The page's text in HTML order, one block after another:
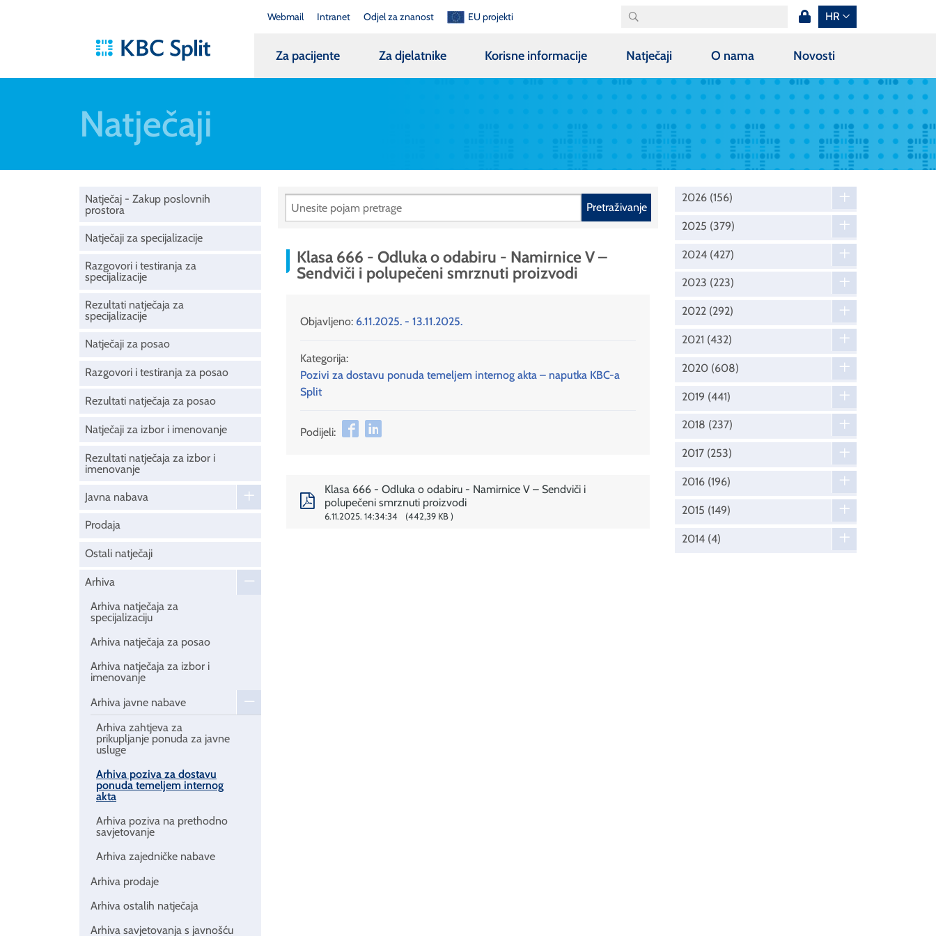
Webmail Intranet Odjel za znanost EU projekti HR
Za pacijente Za djelatnike Korisne informacije Natječaji O nama Novosti
Natječaji
Natječaj - Zakup poslovnih
prostora
Natječaji za specijalizacije
Razgovori i testiranja za
specijalizacije
Rezultati natječaja za
specijalizacije
Natječaji za posao
Razgovori i testiranja za posao
Rezultati natječaja za posao
Natječaji za izbor i imenovanje
Rezultati natječaja za izbor i
imenovanje
Javna nabava
Prodaja
Ostali natječaji
Arhiva
Arhiva natječaja za
specijalizaciju
Arhiva natječaja za posao
Arhiva natječaja za izbor i
imenovanje
Arhiva javne nabave
Arhiva zahtjeva za
prikupljanje ponuda za javne
usluge
Arhiva poziva za dostavu
ponuda temeljem internog
akta
Arhiva poziva na prethodno
savjetovanje
Arhiva zajedničke nabave
Arhiva prodaje
Arhiva ostalih natječaja
Arhiva savjetovanja s javnošću
Pretraživanje
Klasa 666 - Odluka o odabiru - Namirnice V –
Sendviči i polupečeni smrznuti proizvodi
Objavljeno: 6.11.2025. - 13.11.2025.
Kategorija:
Pozivi za dostavu ponuda temeljem internog akta – naputka KBC-a
Split
Podijeli:
Klasa 666 - Odluka o odabiru - Namirnice V – Sendviči i
polupečeni smrznuti proizvodi
6.11.2025. 14:34:34 442,39 KB
2026 (156)
2025 (379)
2024 (427)
2023 (223)
2022 (292)
2021 (432)
2020 (608)
2019 (441)
2018 (237)
2017 (253)
2016 (196)
2015 (149)
2014 (4)